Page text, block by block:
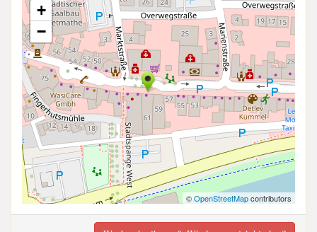
+
−
©OpenStreetMapcontributors